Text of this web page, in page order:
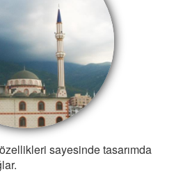
sayesinde tasarımda